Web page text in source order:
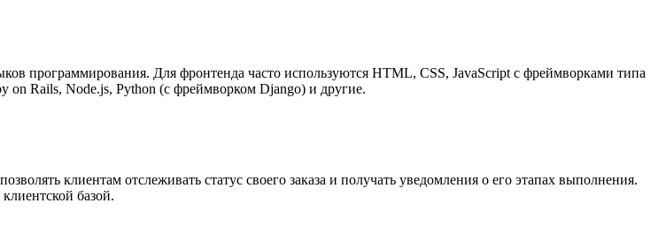
программирования. Для фронтенда часто используются HTML, CSS, JavaScript с фреймворками типа
on Rails, Node.js, Python (с фреймворком Django) и другие.
клиентам отслеживать статус своего заказа и получать уведомления о его этапах выполнения.
базой.